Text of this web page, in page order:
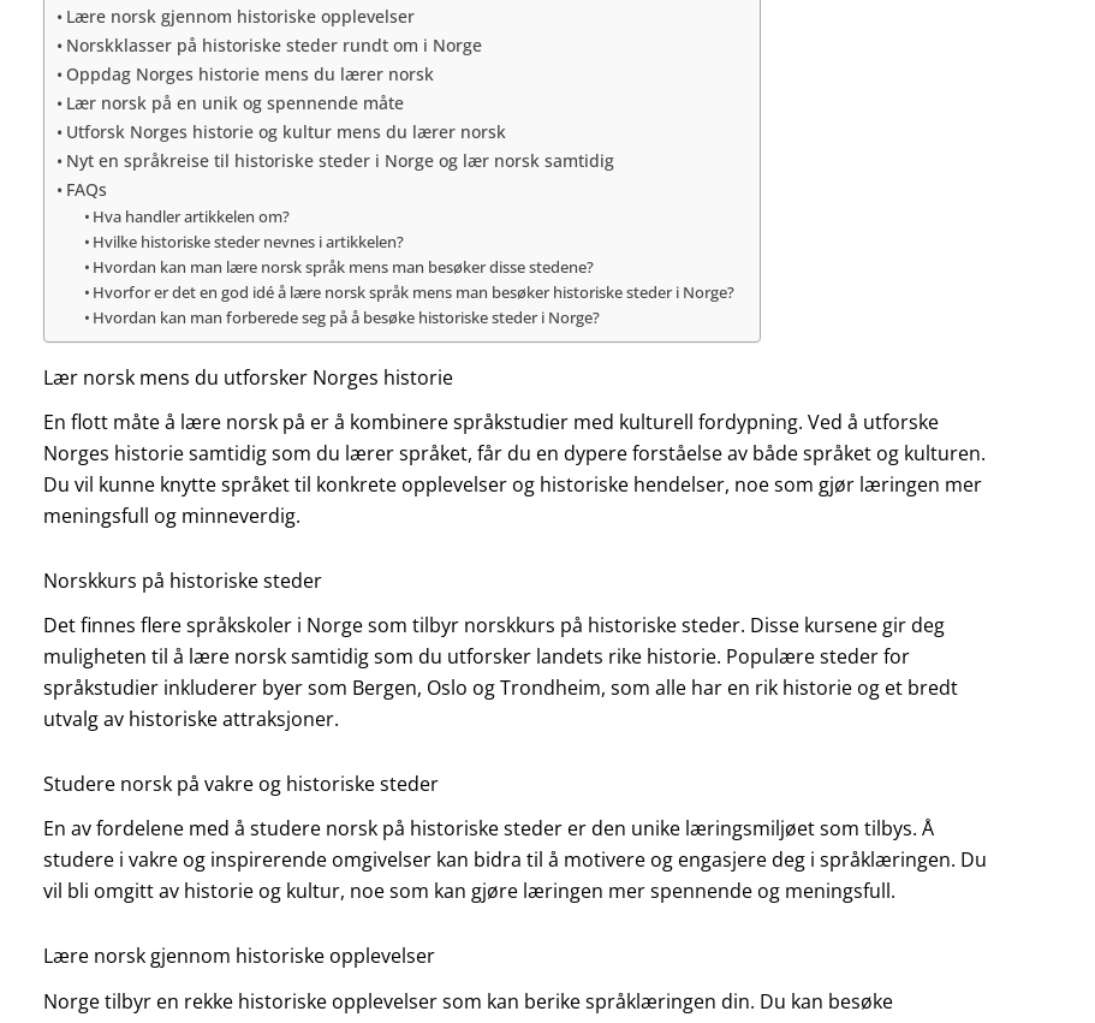
Lære norsk gjennom historiske opplevelser
Norskklasser på historiske steder rundt om i Norge
Oppdag Norges historie mens du lærer norsk
Lær norsk på en unik og spennende måte
Utforsk Norges historie og kultur mens du lærer norsk
Nyt en språkreise til historiske steder i Norge og lær norsk samtidig
FAQs
Hva handler artikkelen om?
Hvilke historiske steder nevnes i artikkelen?
Hvordan kan man lære norsk språk mens man besøker disse stedene?
Hvorfor er det en god idé å lære norsk språk mens man besøker historiske steder i Norge?
Hvordan kan man forberede seg på å besøke historiske steder i Norge?
Lær norsk mens du utforsker Norges historie
En flott måte å lære norsk på er å kombinere språkstudier med kulturell fordypning. Ved å utforske
Norges historie samtidig som du lærer språket, får du en dypere forståelse av både språket og kulturen.
Du vil kunne knytte språket til konkrete opplevelser og historiske hendelser, noe som gjør læringen mer
meningsfull og minneverdig.
Norskkurs på historiske steder
Det finnes flere språkskoler i Norge som tilbyr norskkurs på historiske steder. Disse kursene gir deg
muligheten til å lære norsk samtidig som du utforsker landets rike historie. Populære steder for
språkstudier inkluderer byer som Bergen, Oslo og Trondheim, som alle har en rik historie og et bredt
utvalg av historiske attraksjoner.
Studere norsk på vakre og historiske steder
En av fordelene med å studere norsk på historiske steder er den unike læringsmiljøet som tilbys. Å
studere i vakre og inspirerende omgivelser kan bidra til å motivere og engasjere deg i språklæringen. Du
vil bli omgitt av historie og kultur, noe som kan gjøre læringen mer spennende og meningsfull.
Lære norsk gjennom historiske opplevelser
Norge tilbyr en rekke historiske opplevelser som kan berike språklæringen din. Du kan besøke